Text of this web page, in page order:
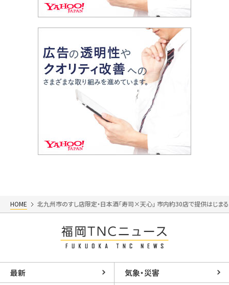
HOME 北九州市のすし店限定・日本酒「寿司×天心」 市内約30店で提供はじ
最新
気象・災害